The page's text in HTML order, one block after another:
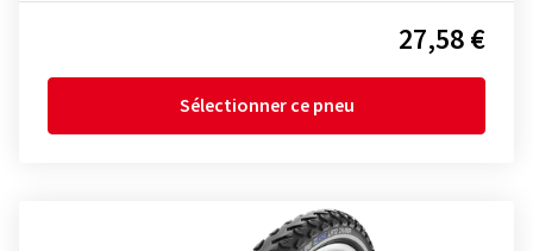
27,58 €
Sélectionner ce pneu